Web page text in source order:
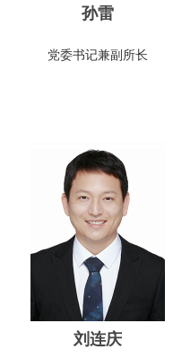
孙雷
党委书记兼副所长
刘连庆